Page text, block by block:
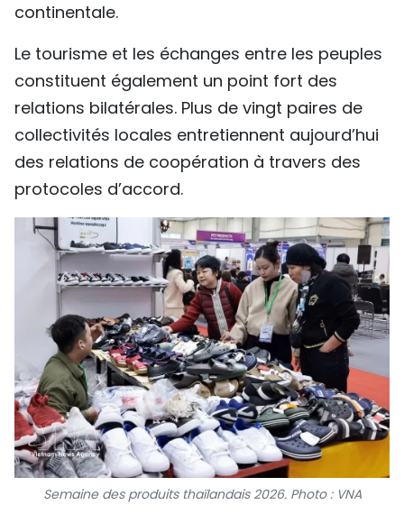
continentale.
Le tourisme et les échanges entre les peuples
constituent également un point fort des
relations bilatérales. Plus de vingt paires de
collectivités locales entretiennent aujourd’hui
des relations de coopération à travers des
protocoles d’accord.
Semaine des produits thaïlandais 2026. Photo : VNA